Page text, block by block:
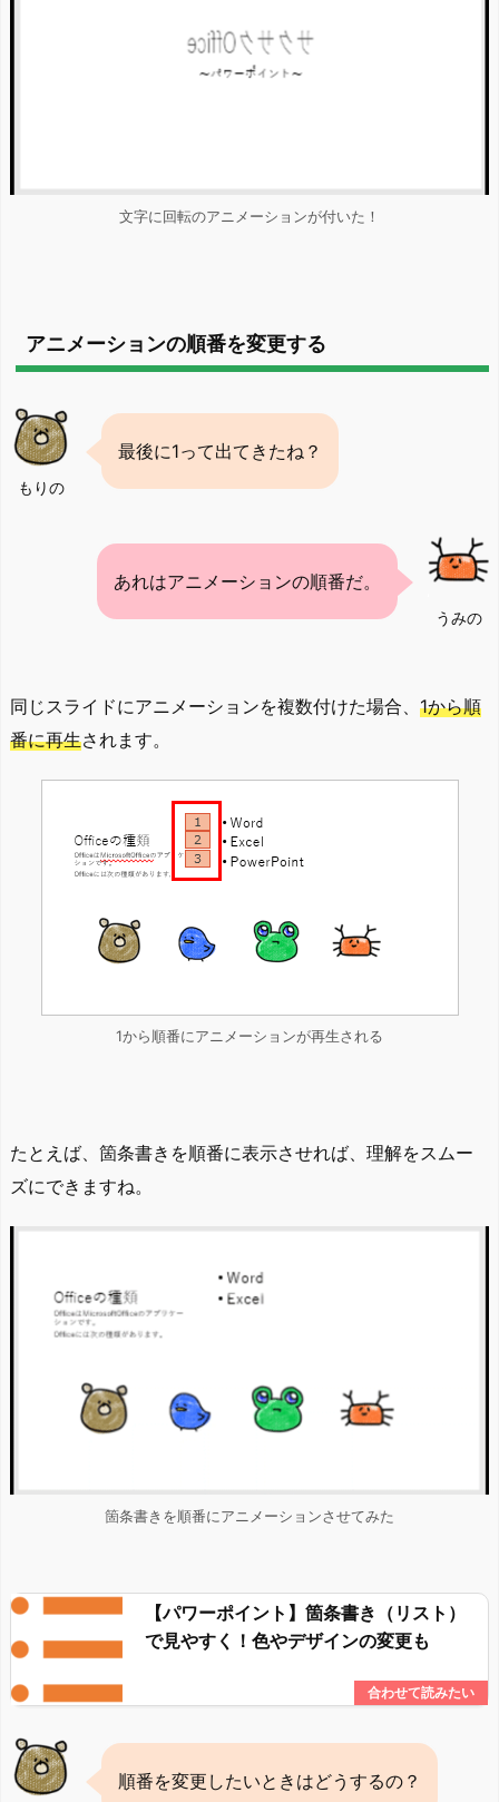
文字に回転のアニメーションが付いた！
アニメーションの順番を変更する
もりの
最後に1って出てきたね？
うみの
あれはアニメーションの順番だ。
同じスライドにアニメーションを複数付けた場合、 1から順
番に再生されます。
1から順番にアニメーションが再生される
たとえば、箇条書きを順番に表示させれば、理解をスムー
ズにできますね。
箇条書きを順番にアニメーションさせてみた
【パワーポイント】箇条書き（リスト）
で見やすく！色やデザインの変更も
順番を変更したいときはどうするの？